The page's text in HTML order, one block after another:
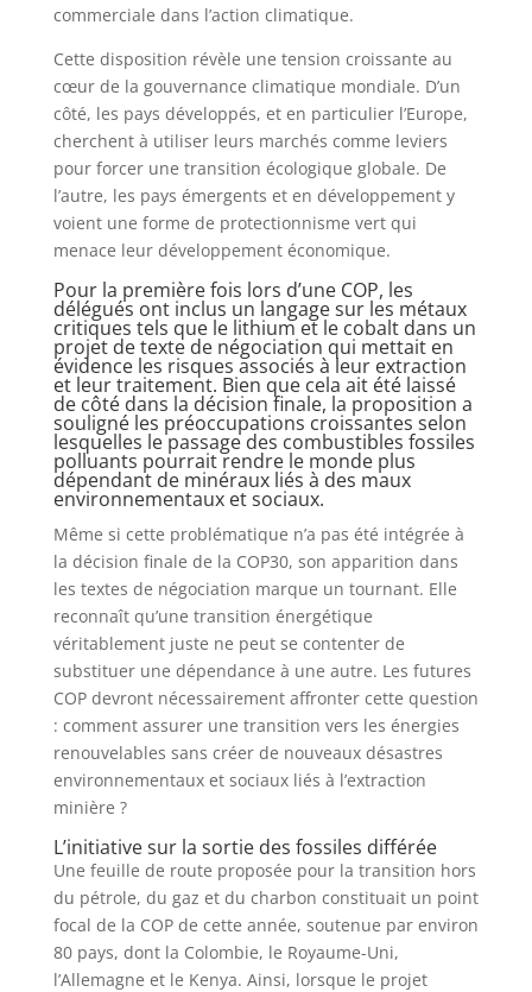
commerciale dans l’action climatique.
Cette disposition révèle une tension croissante au
cœur de la gouvernance climatique mondiale. D’un
côté, les pays développés, et en particulier l’Europe,
cherchent à utiliser leurs marchés comme leviers
pour forcer une transition écologique globale. De
l’autre, les pays émergents et en développement y
voient une forme de protectionnisme vert qui
menace leur développement économique.
Pour la première fois lors d’une COP, les
délégués ont inclus un langage sur les métaux
critiques tels que le lithium et le cobalt dans un
projet de texte de négociation qui mettait en
évidence les risques associés à leur extraction
et leur traitement. Bien que cela ait été laissé
de côté dans la décision finale, la proposition a
souligné les préoccupations croissantes selon
lesquelles le passage des combustibles fossiles
polluants pourrait rendre le monde plus
dépendant de minéraux liés à des maux
environnementaux et sociaux.
Même si cette problématique n’a pas été intégrée à
la décision finale de la COP30, son apparition dans
les textes de négociation marque un tournant. Elle
reconnaît qu’une transition énergétique
véritablement juste ne peut se contenter de
substituer une dépendance à une autre. Les futures
COP devront nécessairement affronter cette question
: comment assurer une transition vers les énergies
renouvelables sans créer de nouveaux désastres
environnementaux et sociaux liés à l’extraction
minière ?
L’initiative sur la sortie des fossiles différée
Une feuille de route proposée pour la transition hors
du pétrole, du gaz et du charbon constituait un point
focal de la COP de cette année, soutenue par environ
80 pays, dont la Colombie, le Royaume-Uni,
l’Allemagne et le Kenya. Ainsi, lorsque le projet